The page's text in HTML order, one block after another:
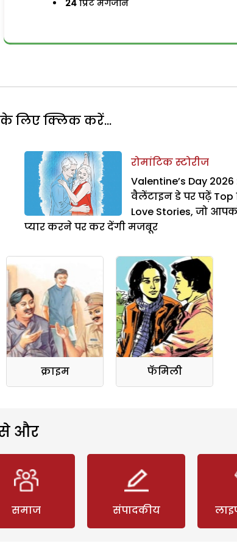
24 प्रिंट मैगजीन
लिए क्लिक करें...
रोमांटिक स्टोरीज
Valentine’s Day 2026
वैलेंटाइन डे पर पढ़ें Top
Love Stories, जो
प्यार करने पर कर देंगी मजबूर
क्राइम फॅमिली
से और
समाज संपादकीय